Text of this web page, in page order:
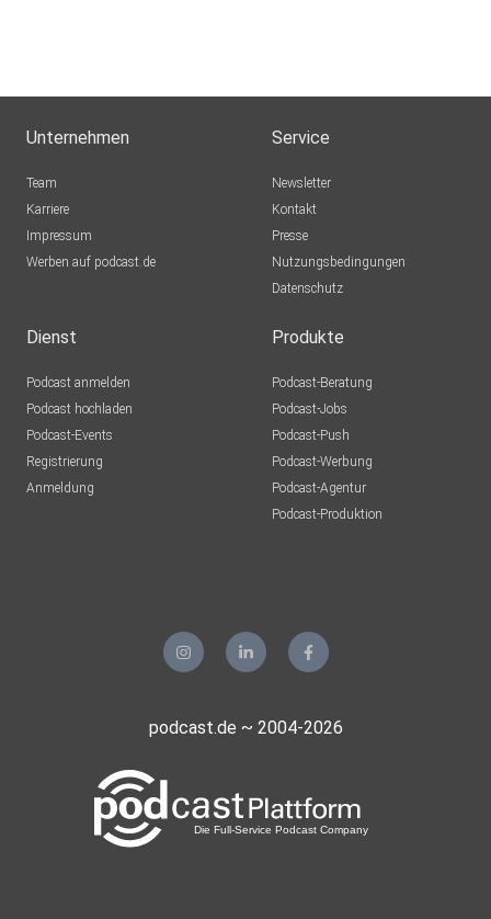
Unternehmen
Team
Karriere
Impressum
Werben auf podcast.de
Service
Newsletter
Kontakt
Presse
Nutzungsbedingungen
Datenschutz
Dienst
Podcast anmelden
Podcast hochladen
Podcast-Events
Registrierung
Anmeldung
Produkte
Podcast-Beratung
Podcast-Jobs
Podcast-Push
Podcast-Werbung
Podcast-Agentur
Podcast-Produktion
podcast.de ~ 2004-2026